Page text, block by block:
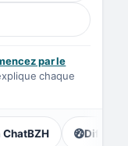
par le
chaque
ChatBZH ,